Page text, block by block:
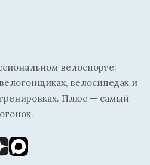
велоспорте:
велосипедах и
Плюс — самый